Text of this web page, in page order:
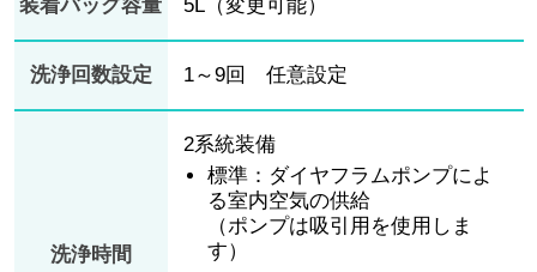
装着バッグ容量 5L（変更可能）
洗浄回数設定 1～9回 任意設定
洗浄時間
2系統装備
標準：ダイヤフラムポンプによ
る室内空気の供給
（ポンプは吸引用を使用しま
す）